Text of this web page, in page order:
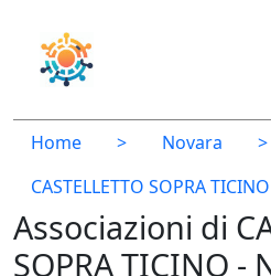
Home > Novara
>
CASTELLETTO SOPRA TICINO
Associazioni di
SOPRA TICINO -